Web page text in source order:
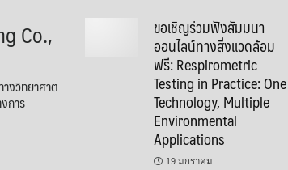
Co.,
งวิทยาศาต
การ
ขอเชิญร่วมฟังสัมมนา
ออนไลน์ทางสิ่งแวดล้อม
ฟรี: Respirometric
Testing in Practice: One
Technology, Multiple
Environmental
Applications
19 มกราคม